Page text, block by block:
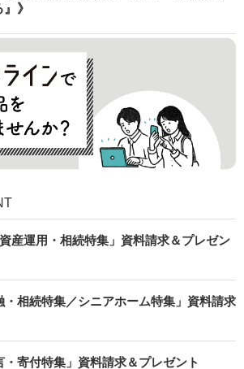
》
産運用・相続特集」資料請求＆プレゼン
・相続特集／シニアホーム特集」資料請求
寄付特集」資料請求＆プレゼント